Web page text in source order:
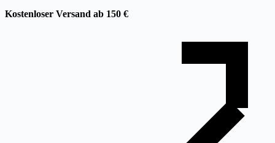
Kostenloser Versand ab 150 €